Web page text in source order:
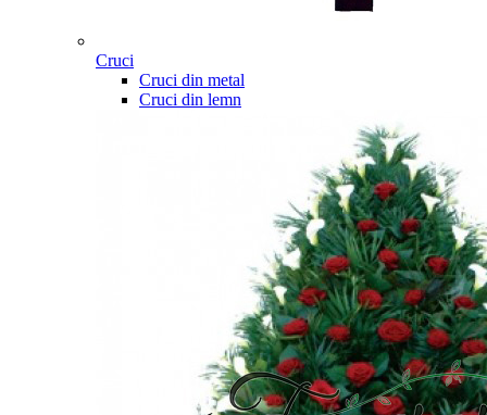
Cruci
Cruci din metal
Cruci din lemn